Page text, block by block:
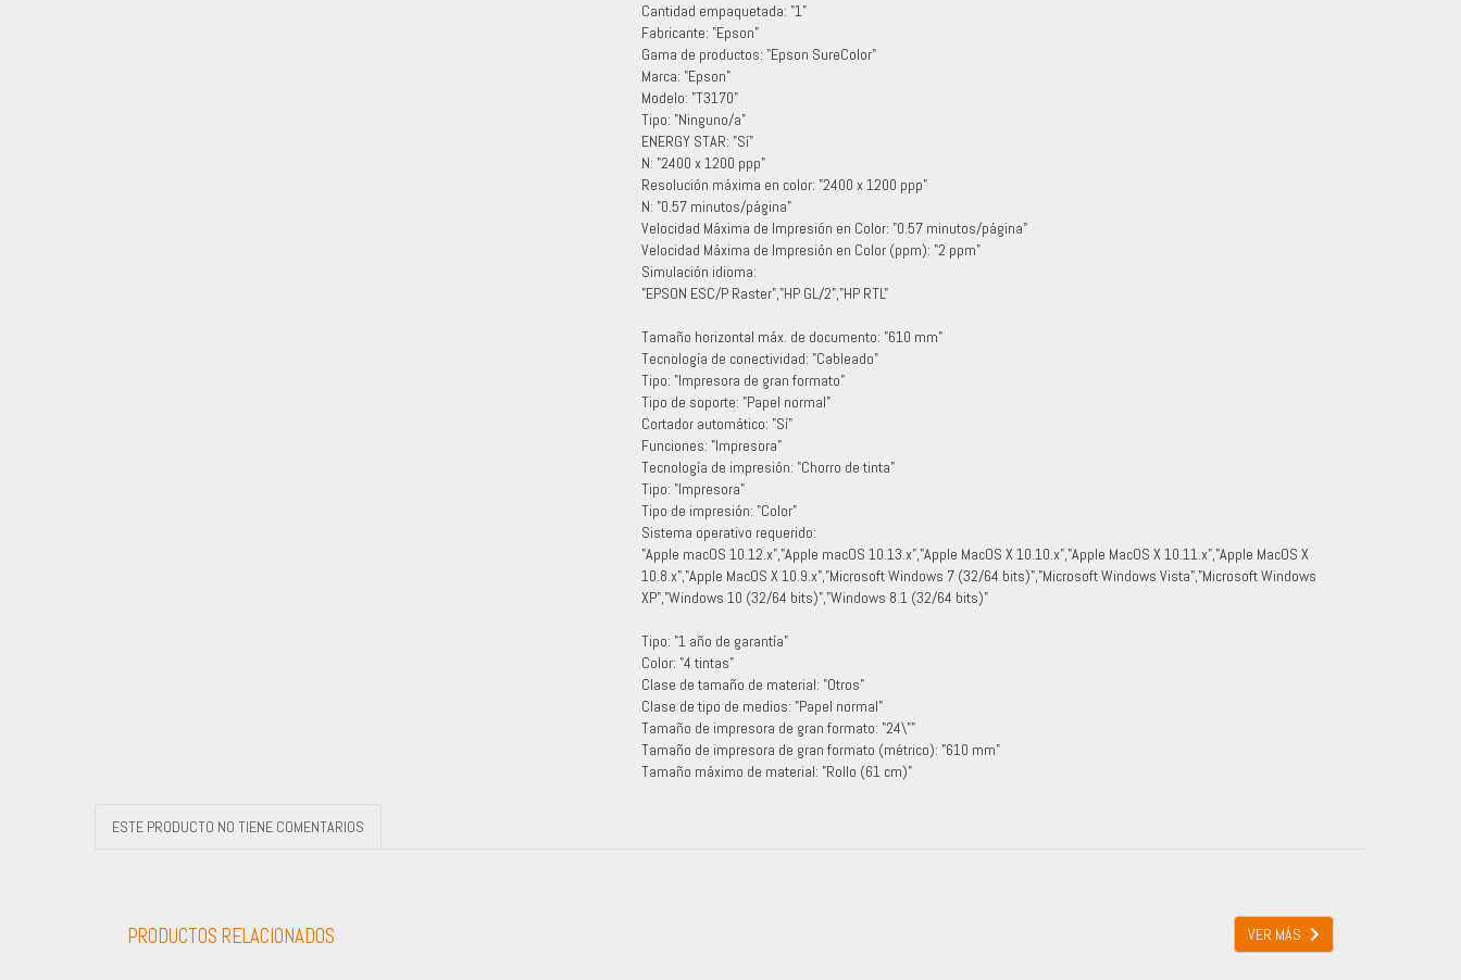
Cantidad empaquetada: "1"
Fabricante: "Epson"
Gama de productos: "Epson SureColor"
Marca: "Epson"
Modelo: "T3170"
Tipo: "Ninguno/a"
ENERGY STAR: "Sí"
N: "2400 x 1200 ppp"
Resolución máxima en color: "2400 x 1200 ppp"
N: "0.57 minutos/página"
Velocidad Máxima de Impresión en Color: "0.57 minutos/página"
Velocidad Máxima de Impresión en Color (ppm): "2 ppm"
Simulación idioma:
"EPSON ESC/P Raster","HP GL/2","HP RTL"
Tamaño horizontal máx. de documento: "610 mm"
Tecnología de conectividad: "Cableado"
Tipo: "Impresora de gran formato"
Tipo de soporte: "Papel normal"
Cortador automático: "Sí"
Funciones: "Impresora"
Tecnología de impresión: "Chorro de tinta"
Tipo: "Impresora"
Tipo de impresión: "Color"
Sistema operativo requerido:
"Apple macOS 10.12.x","Apple macOS 10.13.x","Apple MacOS X 10.10.x","Apple MacOS X 10.11.x","Apple MacOS X
10.8.x","Apple MacOS X 10.9.x","Microsoft Windows 7 (32/64 bits)","Microsoft Windows Vista","Microsoft Windows
XP","Windows 10 (32/64 bits)","Windows 8.1 (32/64 bits)"
Tipo: "1 año de garantía"
Color: "4 tintas"
Clase de tamaño de material: "Otros"
Clase de tipo de medios: "Papel normal"
Tamaño de impresora de gran formato: "24\""
Tamaño de impresora de gran formato (métrico): "610 mm"
Tamaño máximo de material: "Rollo (61 cm)"
ESTE PRODUCTO NO TIENE COMENTARIOS
PRODUCTOS RELACIONADOS VER MÁS